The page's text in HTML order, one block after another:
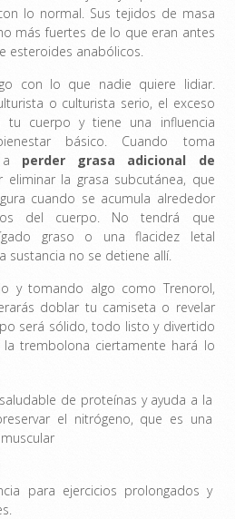
lo normal. Sus tejidos de masa
más fuertes de lo que eran antes
esteroides anabólicos.
con lo que nadie quiere lidiar.
o culturista serio, el exceso
cuerpo y tiene una influencia
básico. Cuando toma
a perder grasa adicional de
eliminar la grasa subcutánea, que
cuando se acumula alrededor
del cuerpo. No tendrá que
graso o una flacidez letal
sustancia no se detiene allí.
y tomando algo como Trenorol,
doblar tu camiseta o revelar
será sólido, todo listo y divertido
la trembolona ciertamente hará lo
de proteínas y ayuda a la
el nitrógeno, que es una
para ejercicios prolongados y